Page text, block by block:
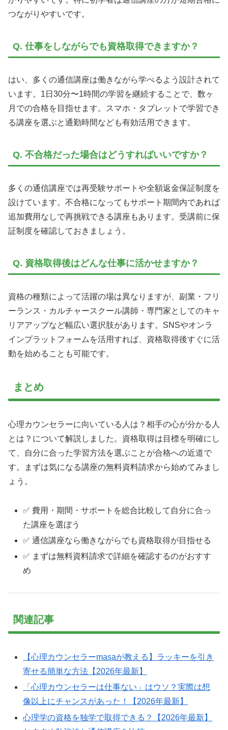
つながりやすいです。
Q. 仕事をしながらでも資格取得できますか？
はい、多くの通信講座は働きながら学べるよう設計されて
います。1日30分〜1時間の学習を継続することで、数ヶ
月での合格を目指せます。スマホ・タブレットで学習でき
る講座を選ぶと通勤時間なども有効活用できます。
Q. 不合格だった場合はどうすればいいですか？
多くの通信講座では再受験サポートや全額返金保証制度を
設けています。不合格になってもサポート期間内であれば
追加費用なしで再挑戦できる講座もあります。受講前に保
証制度を確認しておきましょう。
Q. 資格取得後はどんな仕事に活かせますか？
資格の種類によって活躍の場は異なりますが、副業・フリ
ーランス・カルチャースクール講師・専門家としてのキャ
リアアップなど幅広い選択肢があります。SNSやオンラ
インプラットフォームを活用すれば、資格取得後すぐに活
動を始めることも可能です。
まとめ
心理カウンセラーに向いている人は？相手の心が分かる人
とは？について解説しました。資格取得は目標を明確にし
て、自分に合った学習方法を選ぶことが合格への近道で
す。まずは気になる講座の無料資料請求から始めてみまし
ょう。
✅ 費用・期間・サポートを総合比較して自分に合っ
た講座を選ぼう
✅ 通信講座なら働きながらでも資格取得が目指せる
✅ まずは無料資料請求で詳細を確認するのがおすす
め
関連記事
【心理カウンセラーmasaが教える】ラッキーを引き
寄せる簡単な方法【2026年最新】
「心理カウンセラーは仕事ない」はウソ？実際は想
像以上にチャンスがあった！【2026年最新】
心理学の資格を独学で取得できる？【2026年最新】